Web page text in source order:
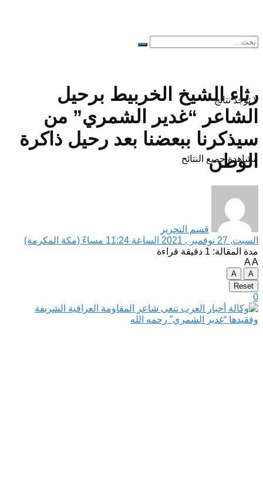
لا توجد نتائج
مشاهدة جميع النتائح
رثاء الشيخ الخربيط برحيل
الشاعر “غدير الشمري” من
سيذكرنا ببعضنا بعد رحيل ذاكرة
الوطن
قسم التحرير
السبت, 27 نوفمبر , 2021 الساعة 11:24 مساءً (مكة المكرمة)
مدة المقالة: 1 دقيقة قراءة
AA
A
A
Reset
0